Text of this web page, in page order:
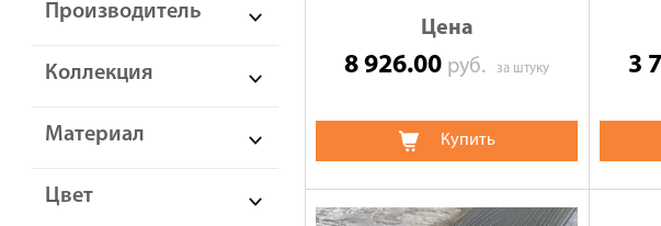
Производитель
Коллекция
Материал
Цвет
Цена
8 926.00 руб.за штуку
Купить
3